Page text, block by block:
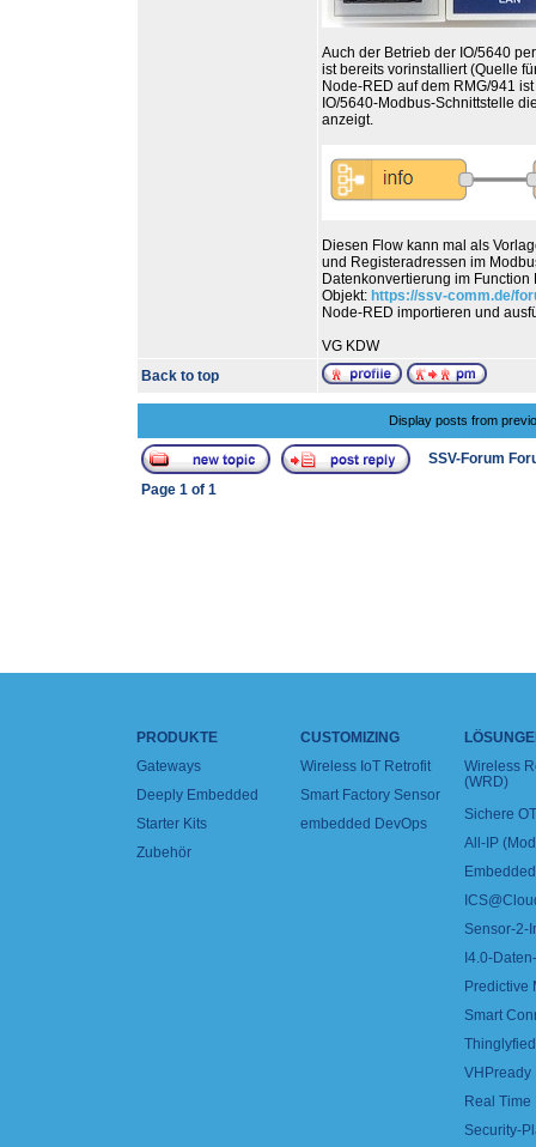
Auch der Betrieb der IO/5640
ist bereits vorinstalliert (Quelle
Node-RED auf dem RMG/941
IO/5640-Modbus-Schnittstelle
anzeigt.
Diesen Flow kann mal als
und Registeradressen im
Datenkonvertierung im
Objekt: https://ssv-comm.de/
Node-RED importieren und
VG KDW
Back to top
Display posts from
SSV-Forum
Page 1 of 1
PRODUKTE
Gateways
Deeply Embedded
Starter Kits
Zubehör
CUSTOMIZING
Wireless IoT Retrofit
Smart Factory Sensor
embedded DevOps
Wireless
(WRD)
Sichere
All-IP
Sensor-2-
I4.0-
Predictive
Smart
VHPready
Real
Security-